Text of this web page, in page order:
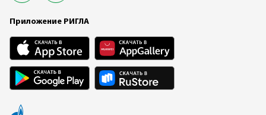
Приложение РИГЛА